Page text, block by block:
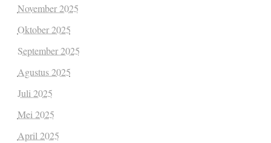
November 2025
Oktober 2025
September 2025
Agustus 2025
Juli 2025
Mei 2025
April 2025